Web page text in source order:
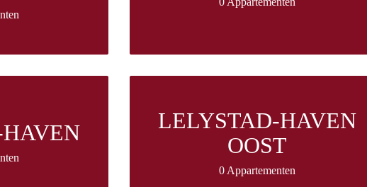
LELYSTAD-HAVEN
OOST
0 Appartementen